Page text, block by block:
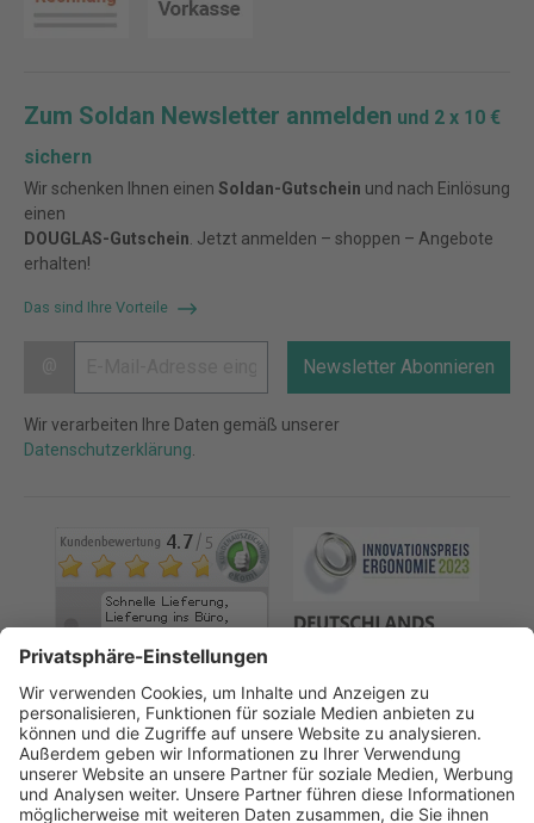
Zum Soldan Newsletter anmelden und 2 x 10 €
sichern
Wir schenken Ihnen einen Soldan-Gutschein und nach Einlösung
einen
DOUGLAS-Gutschein . Jetzt anmelden – shoppen – Angebote
erhalten!
Das sind Ihre Vorteile
Newsletter Abonnieren
Wir verarbeiten Ihre Daten gemäß unserer
Datenschutzerklärung